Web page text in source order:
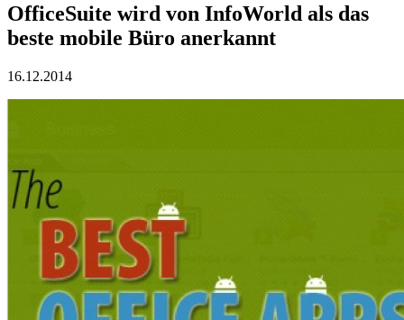
OfficeSuite wird von InfoWorld als das
beste mobile Büro anerkannt
16.12.2014